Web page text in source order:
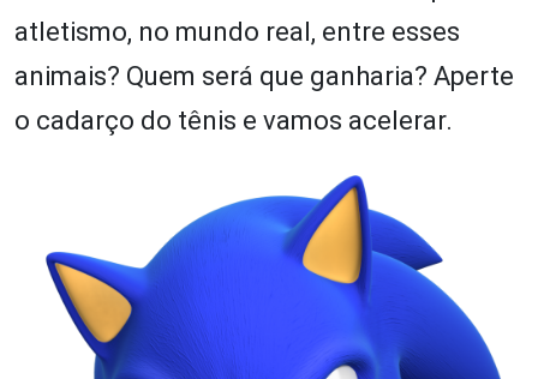
atletismo, no mundo real, entre esses
animais? Quem será que ganharia? Aperte
o cadarço do tênis e vamos acelerar.